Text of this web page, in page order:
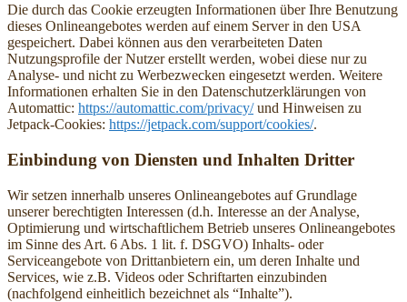
Die durch das Cookie erzeugten Informationen über Ihre Benutzung
dieses Onlineangebotes werden auf einem Server in den USA
gespeichert. Dabei können aus den verarbeiteten Daten
Nutzungsprofile der Nutzer erstellt werden, wobei diese nur zu
Analyse- und nicht zu Werbezwecken eingesetzt werden. Weitere
Informationen erhalten Sie in den Datenschutzerklärungen von
Automattic: https://automattic.com/privacy/und Hinweisen zu
Jetpack-Cookies: https://jetpack.com/support/cookies/.
Einbindung von Diensten und Inhalten Dritter
Wir setzen innerhalb unseres Onlineangebotes auf Grundlage
unserer berechtigten Interessen (d.h. Interesse an der Analyse,
Optimierung und wirtschaftlichem Betrieb unseres Onlineangebotes
im Sinne des Art. 6 Abs. 1 lit. f. DSGVO) Inhalts- oder
Serviceangebote von Drittanbietern ein, um deren Inhalte und
Services, wie z.B. Videos oder Schriftarten einzubinden
(nachfolgend einheitlich bezeichnet als “Inhalte”).